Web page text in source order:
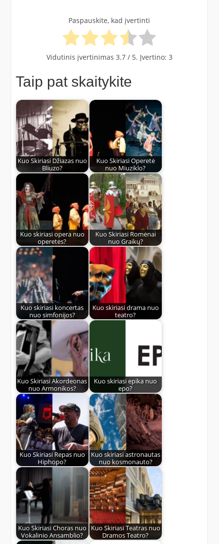
Paspauskite, kad įvertinti
Vidutinis įvertinimas 3.7/ 5. Įvertino: 3
Taip pat skaitykite
Kuo Skiriasi Džiazas nuo
Bliuzo?
Kuo Skiriasi Operetė
nuo Miuziklo?
Kuo skiriasi opera nuo
operetės?
Kuo Skiriasi Romėnai
nuo Graikų?
Kuo skiriasi koncertas
nuo simfonijos?
Kuo skiriasi drama nuo
teatro?
Kuo Skiriasi Akordeonas
nuo Armonikos?
Kuo skiriasi epika nuo
epo?
Kuo Skiriasi Repas nuo
Hiphopo?
Kuo skiriasi astronautas
nuo kosmonauto?
Kuo Skiriasi Choras nuo
Vokalinio Ansamblio?
Kuo Skiriasi Teatras nuo
Dramos Teatro?